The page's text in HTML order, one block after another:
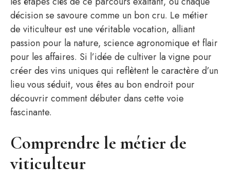
décision se savoure comme un bon cru. Le métier
de viticulteur est une véritable vocation, alliant
passion pour la nature, science agronomique et flair
pour les affaires. Si l’idée de cultiver la vigne pour
créer des vins uniques qui reflètent le caractère d’un
lieu vous séduit, vous êtes au bon endroit pour
découvrir comment débuter dans cette voie
fascinante.
Comprendre le métier de
viticulteur